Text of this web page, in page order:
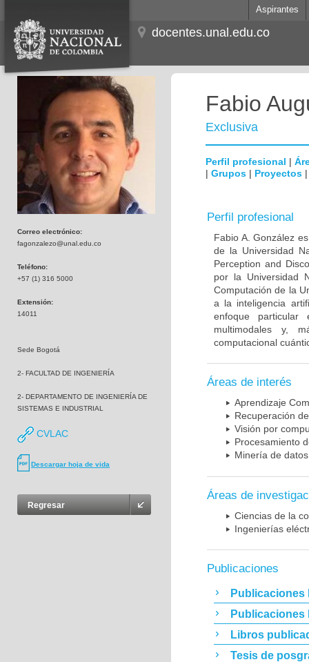
Aspirantes
docentes.unal.edu.co
Correo electrónico:
fagonzalezo@unal.edu.co
Teléfono:
+57 (1) 316 5000
Extensión:
14011
Sede Bogotá
2- FACULTAD DE INGENIERÍA
2- DEPARTAMENTO DE INGENIERÍA DE
SISTEMAS E INDUSTRIAL
CVLAC
Descargar hoja de vida
Regresar
Fabio
Exclusiva
Perfil profesional |
| Grupos | Proyectos
Perfil profesional
Fabio A. González
de la Universidad
Perception and
por la Universidad
Computación de la
a la inteligencia
enfoque particular
multimodales y,
computacional
Áreas de interés
Aprendizaje
Recuperación
Visión por
Procesamiento
Minería de
Áreas de
Ciencias de la
Ingenierías
Publicaciones
Publicaciones
Publicaciones
Libros
Tesis de